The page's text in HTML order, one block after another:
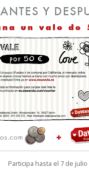
Participa hasta el 7 de julio